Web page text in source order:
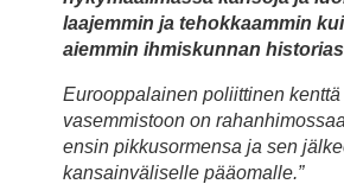
laajemmin ja tehokkaammin
aiemmin ihmiskunnan
Eurooppalainen poliittinen
vasemmistoon on
ensin pikkusormensa ja sen
kansainväliselle pääomalle.”